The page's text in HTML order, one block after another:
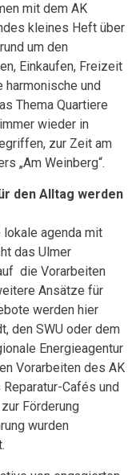
mit dem AK
kleines Heft über
um den
Einkaufen, Freizeit
harmonische und
Thema Quartiere
wieder in
zur Zeit am
„Am Weinberg“.
den Alltag werden
agenda mit
das Ulmer
die Vorarbeiten
Ansätze für
werden hier
den SWU oder dem
Energieagentur
Vorarbeiten des AK
Reparatur-Cafés und
Förderung
wurden